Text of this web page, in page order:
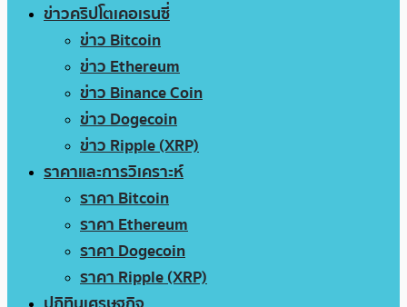
ข่าวคริปโตเคอเรนซี่
ข่าว Bitcoin
ข่าว Ethereum
ข่าว Binance Coin
ข่าว Dogecoin
ข่าว Ripple (XRP)
ราคาและการวิเคราะห์
ราคา Bitcoin
ราคา Ethereum
ราคา Dogecoin
ราคา Ripple (XRP)